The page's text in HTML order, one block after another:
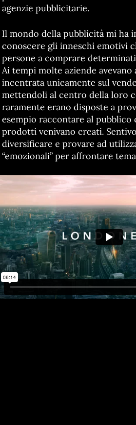
agenzie pubblicitarie.
Il mondo della pubblicità mi ha
conoscere gli inneschi emotivi
persone a comprare
Ai tempi molte aziende avevano
incentrata unicamente sul
mettendoli al centro della loro
raramente erano disposte a
esempio raccontare al pubblico
prodotti venivano creati.
diversificare e provare ad
“emozionali” per affrontare